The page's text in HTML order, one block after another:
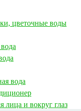
цветочные воды
вода
лица и вокруг глаз